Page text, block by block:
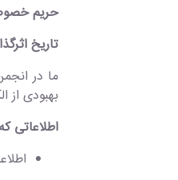
حریم
تاریخ
ما در
بهبودی
اطلاعاتی